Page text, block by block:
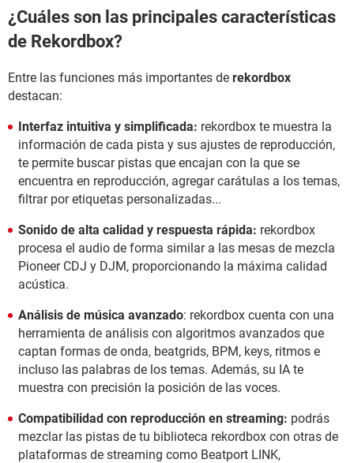
¿Cuáles son las principales características
de Rekordbox?
Entre las funciones más importantes de rekordbox
destacan:
Interfaz intuitiva y simplificada: rekordbox te muestra la
información de cada pista y sus ajustes de reproducción,
te permite buscar pistas que encajan con la que se
encuentra en reproducción, agregar carátulas a los temas,
filtrar por etiquetas personalizadas...
Sonido de alta calidad y respuesta rápida: rekordbox
procesa el audio de forma similar a las mesas de mezcla
Pioneer CDJ y DJM, proporcionando la máxima calidad
acústica.
Análisis de música avanzado: rekordbox cuenta con una
herramienta de análisis con algoritmos avanzados que
captan formas de onda, beatgrids, BPM, keys, ritmos e
incluso las palabras de los temas. Además, su IA te
muestra con precisión la posición de las voces.
Compatibilidad con reproducción en streaming: podrás
mezclar las pistas de tu biblioteca rekordbox con otras de
plataformas de streaming como Beatport LINK,